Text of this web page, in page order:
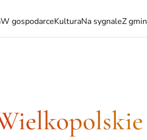
W gospodarceKulturaNa sygnaleZ gmin